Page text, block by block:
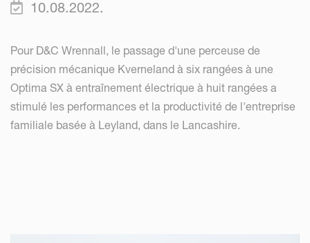
10.08.2022.
Pour D&C Wrennall, le passage d'une perceuse de
précision mécanique Kverneland à six rangées à une
Optima SX à entraînement électrique à huit rangées a
stimulé les performances et la productivité de l'entreprise
familiale basée à Leyland, dans le Lancashire.